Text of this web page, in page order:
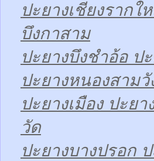
ปะยางเชียงราก
บึงกาสาม
ปะยางบึงชำอ้อ ป
ปะยางหนองสามวั
ปะยางเมือง ปะย
วัด
ปะยางบางปรอก